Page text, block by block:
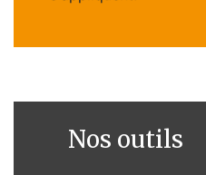
Nos outils